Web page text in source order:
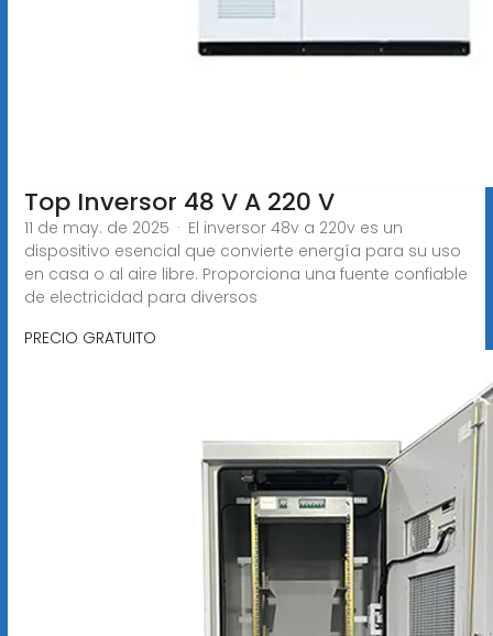
Top Inversor 48 V A 220 V
11 de may. de 2025 · El inversor 48v a 220v es un
dispositivo esencial que convierte energía para su uso
en casa o al aire libre. Proporciona una fuente confiable
de electricidad para diversos
PRECIO GRATUITO